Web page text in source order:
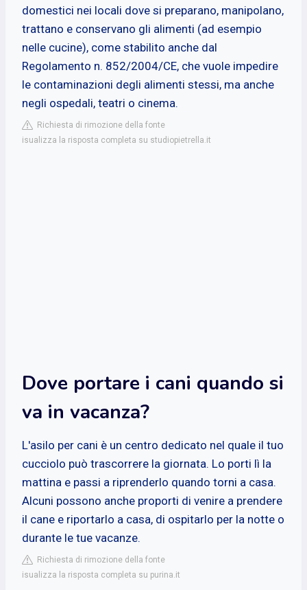
domestici nei locali dove si preparano, manipolano,
trattano e conservano gli alimenti (ad esempio
nelle cucine), come stabilito anche dal
Regolamento n. 852/2004/CE, che vuole impedire
le contaminazioni degli alimenti stessi, ma anche
negli ospedali, teatri o cinema.
Richiesta di rimozione della fonte
isualizza la risposta completa su studiopietrella.it
Dove portare i cani quando si
va in vacanza?
L'asilo per cani è un centro dedicato nel quale il tuo
cucciolo può trascorrere la giornata. Lo porti lì la
mattina e passi a riprenderlo quando torni a casa.
Alcuni possono anche proporti di venire a prendere
il cane e riportarlo a casa, di ospitarlo per la notte o
durante le tue vacanze.
Richiesta di rimozione della fonte
isualizza la risposta completa su purina.it